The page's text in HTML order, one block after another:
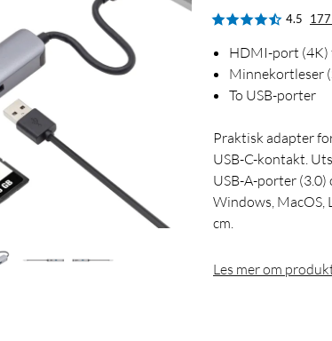
4.5
HDMI-port (4K)
Minnekortleser
To USB-porter
Praktisk adapter
USB-C-kontakt.
USB-A-porter (3.0)
Windows, MacOS,
cm.
Les mer om